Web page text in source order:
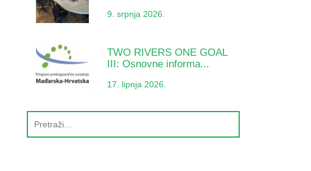
9. srpnja 2026.
TWO RIVERS ONE GOAL
III: Osnovne informa...
17. lipnja 2026.